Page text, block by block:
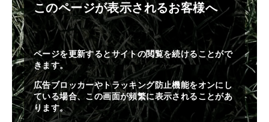
このページが表示されるお客様へ
ページを更新するとサイトの閲覧を続けることがで
きます。
広告ブロッカーやトラッキング防止機能をオンにし
ている場合、この画面が頻繁に表示されることがあ
ります。